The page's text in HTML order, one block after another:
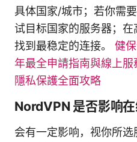
具体国家/城市；若你需
试目标国家的服务器；
找到最稳定的连接。 健
年最全申請指南與線上
隱私保護全面攻略
NordVPN 是否影响在
会有一定影响，视你所选